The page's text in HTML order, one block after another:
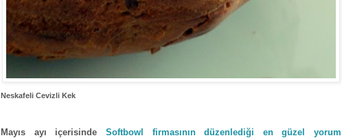
Neskafeli Cevizli Kek
Mayıs ayı içerisinde Softbowl firmasının düzenlediği en güzel yorum